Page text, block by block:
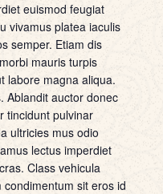
euismod feugiat
vivamus platea iaculis
semper. Etiam dis
mauris turpis
labore magna aliqua.
Ablandit auctor donec
tincidunt pulvinar
ultricies mus odio
lectus imperdiet
Class vehicula
sit eros id